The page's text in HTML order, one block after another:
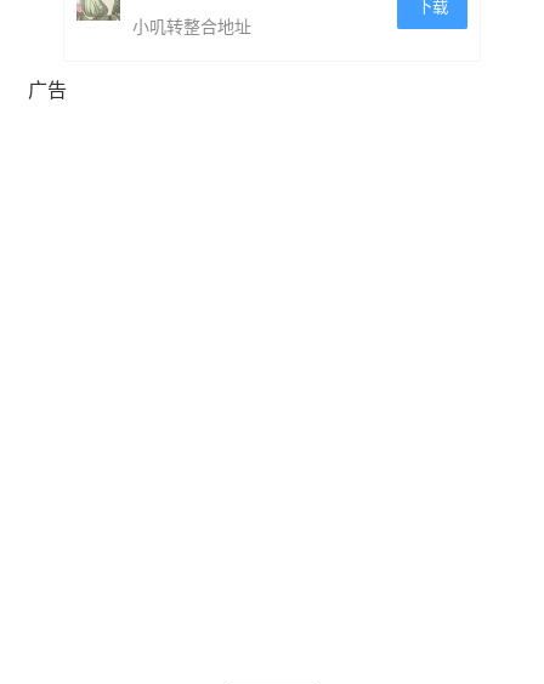
小叽转整合地址
下载
广告